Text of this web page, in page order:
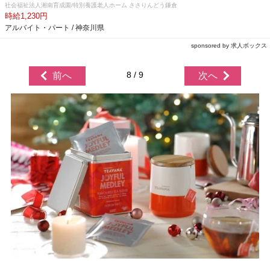
社会福祉法人湘南育成園/特別養護老人ホーム ささりんどう鎌倉
時給1,230円
アルバイト・パート / 神奈川県
sponsored by 求人ボックス
前へ 8 / 9 次へ